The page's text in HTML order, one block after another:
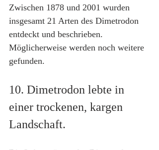
Zwischen 1878 und 2001 wurden
insgesamt 21 Arten des Dimetrodon
entdeckt und beschrieben.
Möglicherweise werden noch weitere
gefunden.
10. Dimetrodon lebte in
einer trockenen, kargen
Landschaft.